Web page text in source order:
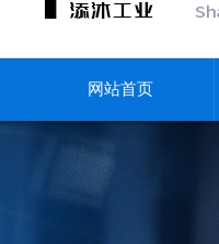
网站首页